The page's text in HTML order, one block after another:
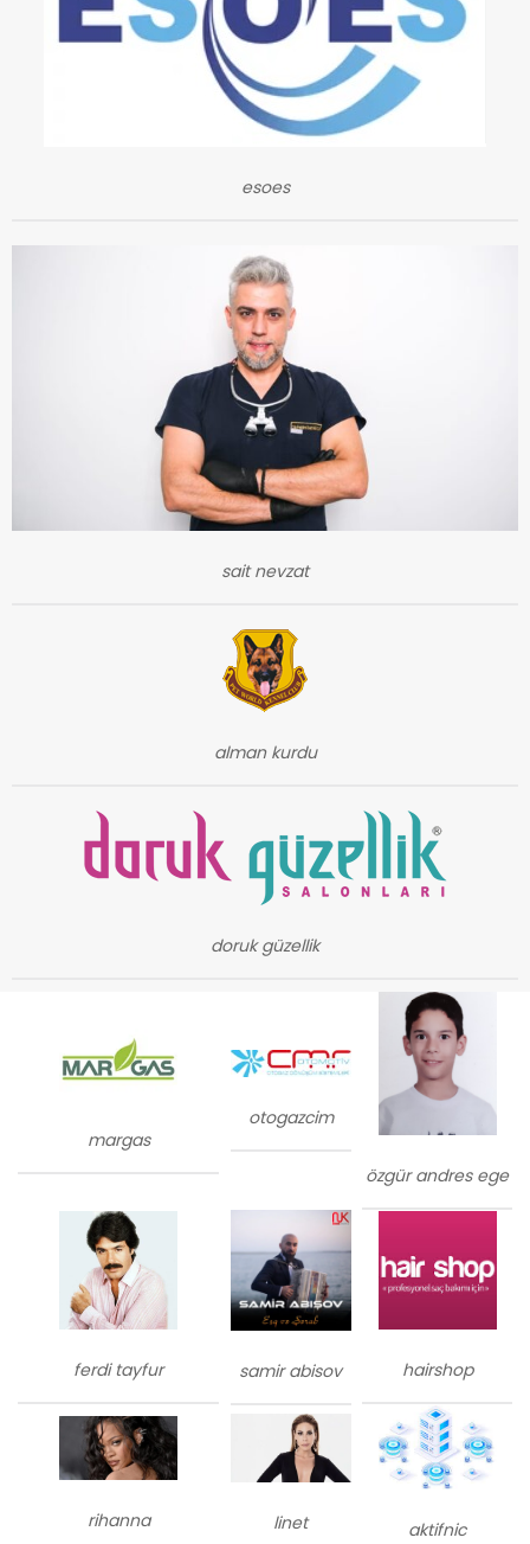
esoes
sait nevzat
alman kurdu
doruk güzellik
margas
otogazcim
özgür andres ege
ferdi tayfur samir abisov hairshop
rihanna linet aktifnic